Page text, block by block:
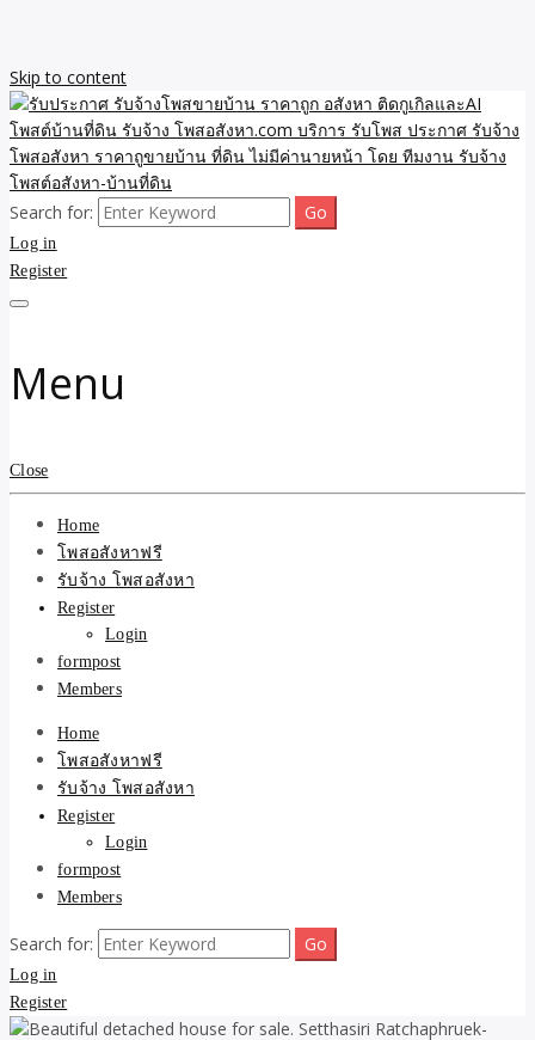
Skip to content
รับประกาศ รับจ้างโพสขาย
บ้าน ราคาถูก อสังหา ติดกู
รับจ้าง โพสอสังหา.com
บริการ รับโพส ประกาศ
รับจ้างโพสอสังหา ราคาถู
ขายบ้าน ที่ดิน ไม่มีค่านาย
หน้า โดย ทีมงาน รับจ้าง
โพสต์อสังหา-บ้านที่ดิน
รับจ้างโพสขายบ้าน ราคาถูก ประกาศ ขายอสังหา โฆษณา ไม่มีค่านาย
หน้า โพสอสังหา รับจ้างโพสขายบ้านบริการ รับจ้างโพสอสังหา ราคาถูก
ขายบ้าน ขายที่ดิน เว็บประกาศ โพส โฆษณา ลงประกาศฟรี
Search for:
Log in
Register
Menu
Close
Home
โพสอสังหาฟรี
รับจ้าง โพสอสังหา
Register
Login
formpost
Members
Home
โพสอสังหาฟรี
รับจ้าง โพสอสังหา
Register
Login
formpost
Members
Search for:
Log in
Register